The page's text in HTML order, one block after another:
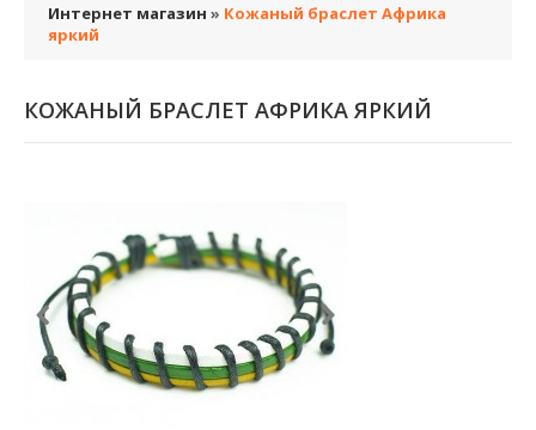
Интернет магазин » Кожаный браслет Африка
яркий
КОЖАНЫЙ БРАСЛЕТ АФРИКА ЯРКИЙ